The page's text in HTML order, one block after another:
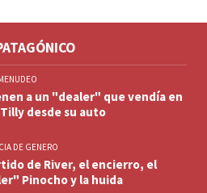
a un "dealer" que vendía en
Tilly desde su auto
DE GENERO
de River, el encierro, el
Pinocho y la huida